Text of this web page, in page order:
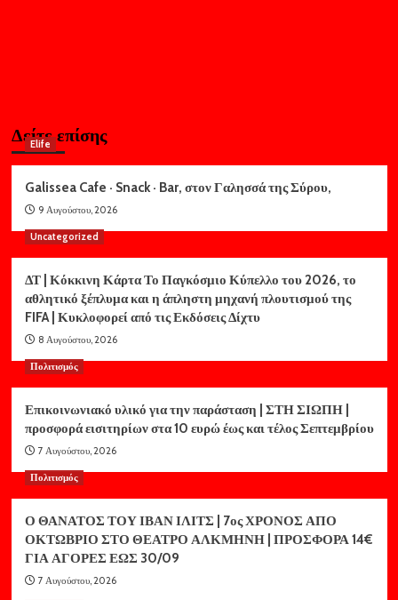
Δείτε επίσης
Elife
Galissea Cafe · Snack · Bar, στον Γαλησσά της Σύρου,
9 Αυγούστου, 2026
Uncategorized
ΔΤ | Κόκκινη Κάρτα Το Παγκόσμιο Κύπελλο του 2026, το
αθλητικό ξέπλυμα και η άπληστη μηχανή πλουτισμού της
FIFA | Κυκλοφορεί από τις Εκδόσεις Δίχτυ
8 Αυγούστου, 2026
Πολιτισμός
Επικοινωνιακό υλικό για την παράσταση | ΣΤΗ ΣΙΩΠΗ |
προσφορά εισιτηρίων στα 10 ευρώ έως και τέλος Σεπτεμβρίου
7 Αυγούστου, 2026
Πολιτισμός
Ο ΘΑΝΑΤΟΣ ΤΟΥ ΙΒΑΝ ΙΛΙΤΣ | 7ος ΧΡΟΝΟΣ ΑΠΟ
ΟΚΤΩΒΡΙΟ ΣΤΟ ΘΕΑΤΡΟ ΑΛΚΜΗΝΗ | ΠΡΟΣΦΟΡΑ 14€
ΓΙΑ ΑΓΟΡΕΣ ΕΩΣ 30/09
7 Αυγούστου, 2026